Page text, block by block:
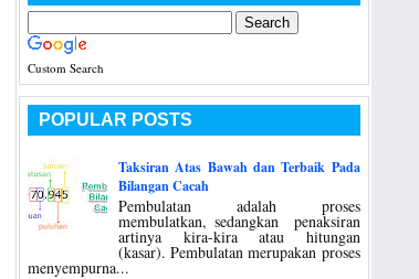
Custom Search
POPULAR POSTS
Taksiran Atas Bawah dan Terbaik Pada
Bilangan Cacah
Pembulatan adalah proses
membulatkan, sedangkan penaksiran
artinya kira-kira atau hitungan
(kasar). Pembulatan merupakan proses
menyempurna...